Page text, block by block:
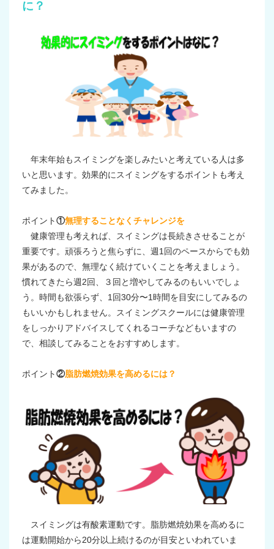
に？
年末年始もスイミングを楽しみたいと考えている人は多
いと思います。効果的にスイミングをするポイントも考え
てみました。
ポイント①無理することなくチャレンジを
健康管理も考えれば、スイミングは長続きさせることが
重要です。頑張ろうと焦らずに、週1回のペースからでも効
果があるので、無理なく続けていくことを考えましょう。
慣れてきたら週2回、３回と増やしてみるのもいいでしょ
う。時間も欲張らず、1回30分〜1時間を目安にしてみるの
もいいかもしれません。スイミングスクールには健康管理
をしっかりアドバイスしてくれるコーチなどもいますの
で、相談してみることをおすすめします。
ポイント②脂肪燃焼効果を高めるには？
スイミングは有酸素運動です。脂肪燃焼効果を高めるに
は運動開始から20分以上続けるのが目安といわれていま